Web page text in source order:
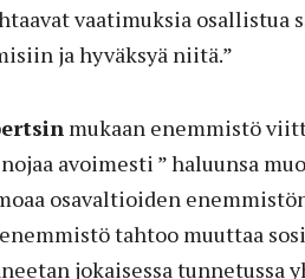
vaatimuksia osallistua
ja hyväksyä niitä.”
mukaan enemmistö
avoimesti ” haluunsa
osavaltioiden
tahtoo muuttaa
jokaisessa tunnetussa